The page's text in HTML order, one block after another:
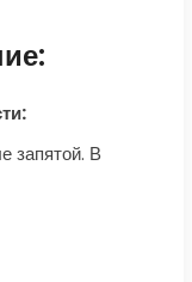
запятой. В